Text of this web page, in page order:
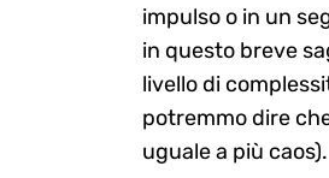
impulso o in un
in questo breve
livello di
potremmo dire
uguale a più caos).